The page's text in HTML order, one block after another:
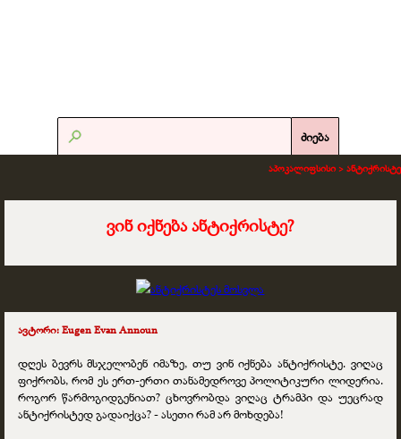
ძიება
აპოკალიფსისი > ანტიქრისტე
ვინ იქნება ანტიქრისტე?
ავტორი: Eugen Evan Announ
დღეს ბევრს მსჯელობენ იმაზე, თუ ვინ იქნება ანტიქრისტე. ვიღაც
ფიქრობს, რომ ეს ერთ-ერთი თანამედროვე პოლიტიკური ლიდერია.
როგორ წარმოგიდგენიათ? ცხოვრობდა ვიღაც ტრამპი და უეცრად
ანტიქრისტედ გადაიქცა? - ასეთი რამ არ მოხდება!